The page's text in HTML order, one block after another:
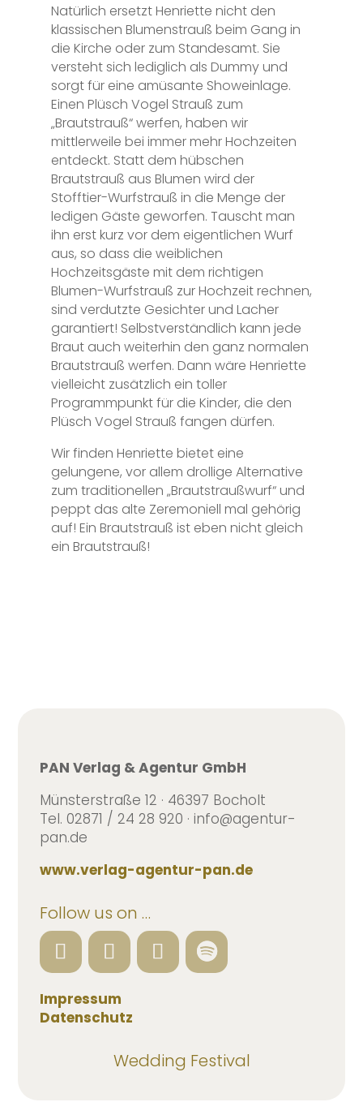
Natürlich ersetzt Henriette nicht den
klassischen Blumenstrauß beim Gang in
die Kirche oder zum Standesamt. Sie
versteht sich lediglich als Dummy und
sorgt für eine amüsante Showeinlage.
Einen Plüsch Vogel Strauß zum
„Brautstrauß“ werfen, haben wir
mittlerweile bei immer mehr Hochzeiten
entdeckt. Statt dem hübschen
Brautstrauß aus Blumen wird der
Stofftier-Wurfstrauß in die Menge der
ledigen Gäste geworfen. Tauscht man
ihn erst kurz vor dem eigentlichen Wurf
aus, so dass die weiblichen
Hochzeitsgäste mit dem richtigen
Blumen-Wurfstrauß zur Hochzeit rechnen,
sind verdutzte Gesichter und Lacher
garantiert! Selbstverständlich kann jede
Braut auch weiterhin den ganz normalen
Brautstrauß werfen. Dann wäre Henriette
vielleicht zusätzlich ein toller
Programmpunkt für die Kinder, die den
Plüsch Vogel Strauß fangen dürfen.
Wir finden Henriette bietet eine
gelungene, vor allem drollige Alternative
zum traditionellen „Brautstraußwurf“ und
peppt das alte Zeremoniell mal gehörig
auf! Ein Brautstrauß ist eben nicht gleich
ein Brautstrauß!
PAN Verlag & Agentur GmbH
Münsterstraße 12 · 46397 Bocholt
Tel. 02871 / 24 28 920 · info@agentur-
pan.de
www.verlag-agentur-pan.de
Follow us on …
Impressum
Datenschutz
Wedding Festival